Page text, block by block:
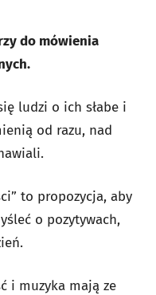
do mówienia
ludzi o ich słabe i
od razu, nad
to propozycja, aby
o pozytywach,
i muzyka mają ze